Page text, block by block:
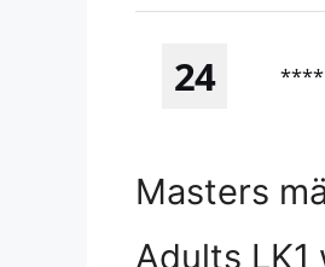
24 ****
Masters
Adults LK1